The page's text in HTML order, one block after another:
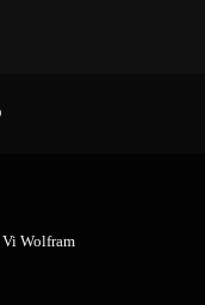
Vi Wolfram